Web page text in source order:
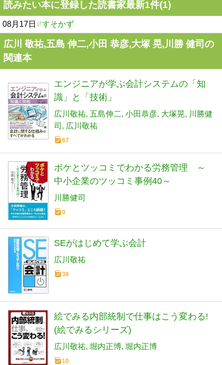
読みたい本に登録した読書家最新1件(1)
08月17日 すそかず
広川 敬祐,五島 伸二,小田 恭彦,大塚 晃,川勝 健司の
関連本
エンジニアが学ぶ会計システムの「知
識」と「技術」
広川敬祐 五島伸二 小田恭彦 大塚晃
川勝健
司
広川敬祐
67
ボケとツッコミでわかる労務管理 ～
中小企業のツッコミ事例40～
川勝健司
0
SEがはじめて学ぶ会計
広川敬祐
38
絵でみる内部統制で仕事はこう変わる!
(絵でみるシリーズ)
広川敬祐 堀内正博 堀内正博
10